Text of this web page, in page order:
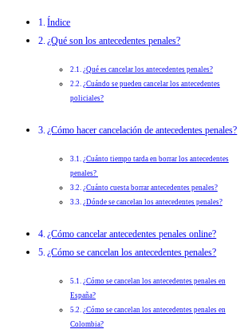
Índice
¿Qué son los antecedentes penales?
¿Qué es cancelar los antecedentes penales?
¿Cuándo se pueden cancelar los antecedentes
policiales?
¿Cómo hacer cancelación de antecedentes penales?
¿Cuánto tiempo tarda en borrar los antecedentes
penales?
¿Cuánto cuesta borrar antecedentes penales?
¿Dónde se cancelan los antecedentes penales?
¿Cómo cancelar antecedentes penales online?
¿Cómo se cancelan los antecedentes penales?
¿Cómo se cancelan los antecedentes penales en
España?
¿Cómo se cancelan los antecedentes penales en
Colombia?